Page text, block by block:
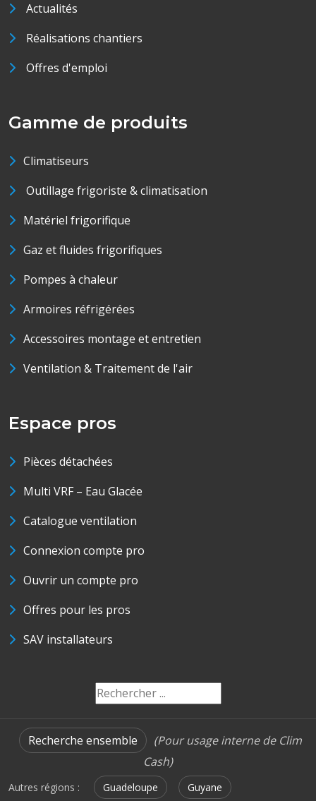
Actualités
Réalisations chantiers
Offres d'emploi
Gamme de produits
Climatiseurs
Outillage frigoriste & climatisation
Matériel frigorifique
Gaz et fluides frigorifiques
Pompes à chaleur
Armoires réfrigérées
Accessoires montage et entretien
Ventilation & Traitement de l'air
Espace pros
Pièces détachées
Multi VRF – Eau Glacée
Catalogue ventilation
Connexion compte pro
Ouvrir un compte pro
Offres pour les pros
SAV installateurs
Recherche ensemble
(Pour usage interne de Clim
Cash)
Autres régions : Guadeloupe Guyane